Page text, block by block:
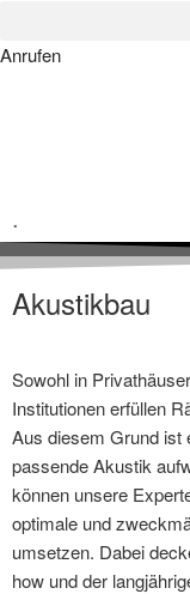
Anrufen
.
Akustikbau
Sowohl in
Institutionen erfüllen
Aus diesem Grund ist
passende Akustik
können unsere
optimale und
umsetzen. Dabei
how und der